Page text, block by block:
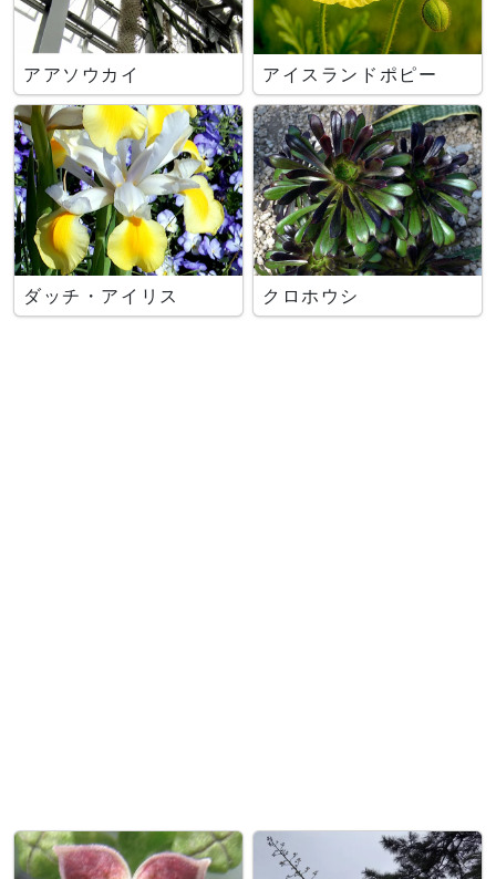
アアソウカイ アイスランドポピー
ダッチ・アイリス クロホウシ